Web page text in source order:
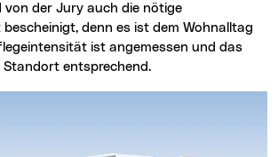
von der Jury auch die nötige
denn es ist dem Wohnalltag
ist angemessen und das
Standort entsprechend.